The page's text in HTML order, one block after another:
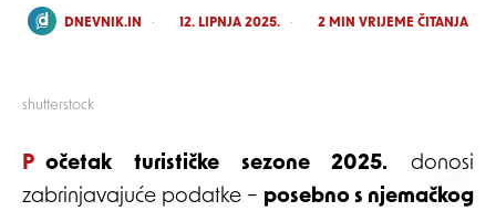
shutterstock
POSTED
DNEVNIK.IN 12. LIPNJA 2025. 2 MIN VRIJEME ČITANJA
Početak turističke sezone 2025. donosi
zabrinjavajuće podatke – posebno s njemačkog